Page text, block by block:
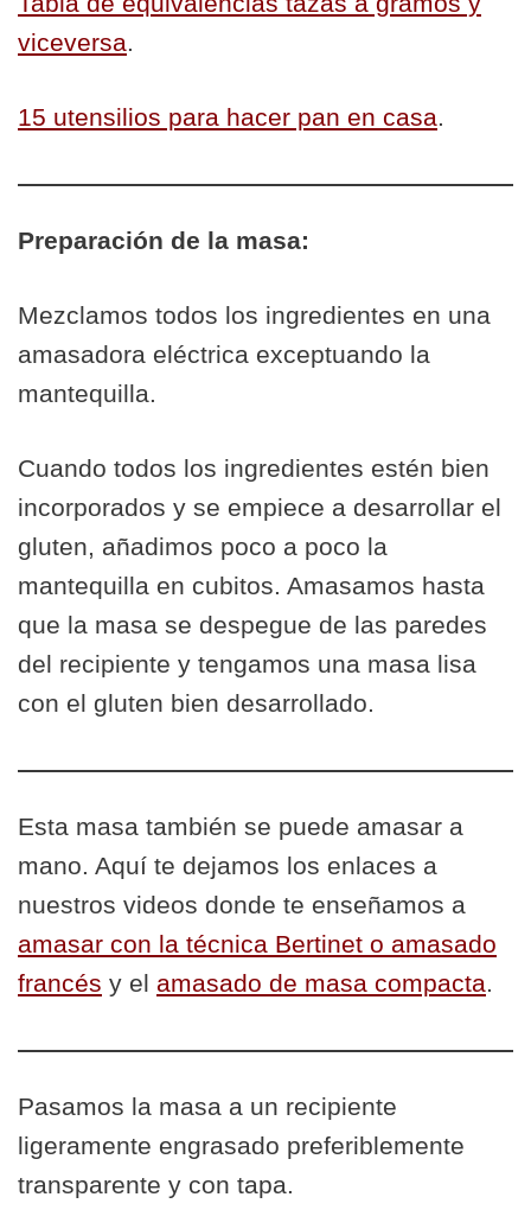
viceversa.
15 utensilios para hacer pan en casa.
Preparación de la masa:
Mezclamos todos los ingredientes en una
amasadora eléctrica exceptuando la
mantequilla.
Cuando todos los ingredientes estén bien
incorporados y se empiece a desarrollar el
gluten, añadimos poco a poco la
mantequilla en cubitos. Amasamos hasta
que la masa se despegue de las paredes
del recipiente y tengamos una masa lisa
con el gluten bien desarrollado.
Esta masa también se puede amasar a
mano. Aquí te dejamos los enlaces a
nuestros videos donde te enseñamos a
amasar con la técnica Bertinet o amasado
francés y el amasado de masa compacta.
Pasamos la masa a un recipiente
ligeramente engrasado preferiblemente
transparente y con tapa.